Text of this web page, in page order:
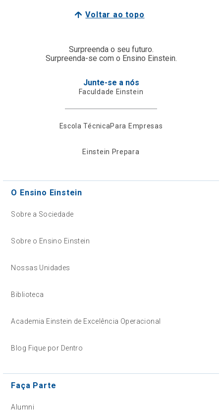
Voltar ao topo
Surpreenda o seu futuro.
Surpreenda-se com o Ensino Einstein.
Junte-se a nós
Faculdade Einstein
Escola TécnicaPara Empresas
Einstein Prepara
O Ensino Einstein
Sobre a Sociedade
Sobre o Ensino Einstein
Nossas Unidades
Biblioteca
Academia Einstein de Excelência Operacional
Blog Fique por Dentro
Faça Parte
Alumni